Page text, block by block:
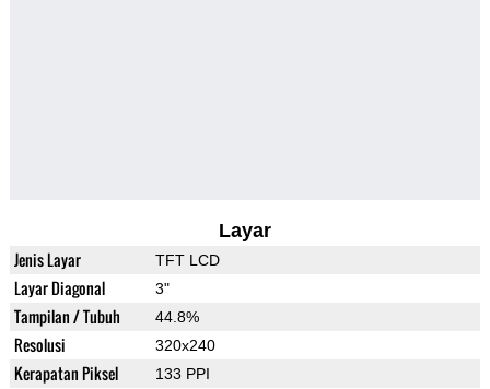
Layar
Jenis Layar TFT LCD
Layar Diagonal 3"
Tampilan / Tubuh 44.8%
Resolusi 320x240
Kerapatan Piksel 133 PPI